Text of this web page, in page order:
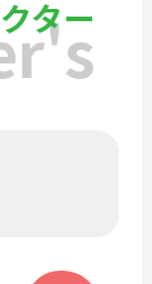
ター